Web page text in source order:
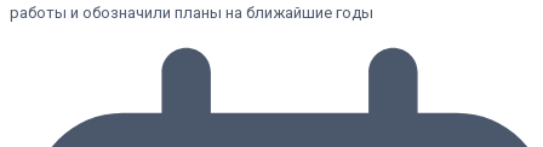
работы и обозначили планы на ближайшие годы